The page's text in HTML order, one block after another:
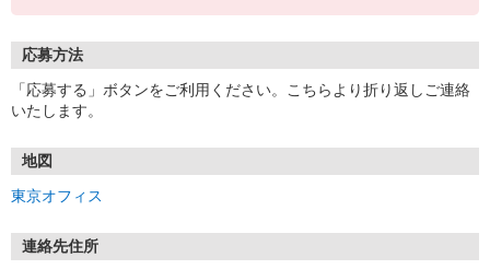
応募方法
「応募する」ボタンをご利用ください。こちらより折り返しご連絡
いたします。
地図
東京オフィス
連絡先住所